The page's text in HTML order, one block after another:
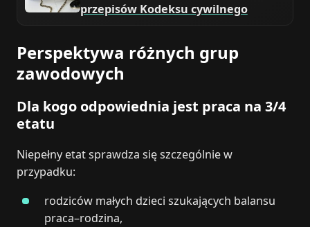
przepisów Kodeksu cywilnego
Perspektywa różnych grup
zawodowych
Dla kogo odpowiednia jest praca na 3/4
etatu
Niepełny etat sprawdza się szczególnie w
przypadku:
rodziców małych dzieci szukających balansu
praca–rodzina,